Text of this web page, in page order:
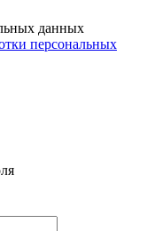
данных
персональных